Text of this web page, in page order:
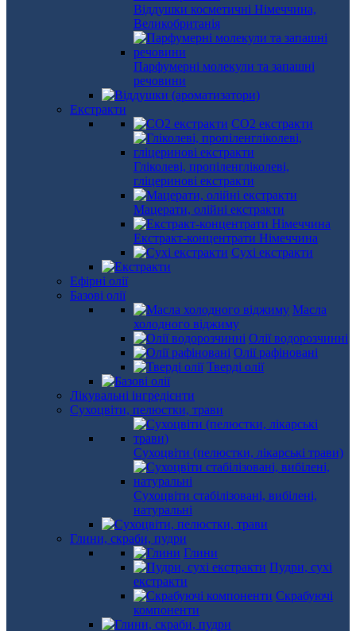
Віддушки косметичні Німеччина,
Великобританія
Парфумерні молекули та запашні
речовини
Екстракти
СО2 екстракти
Гліколеві, пропіленгліколеві,
гліцеринові екстракти
Мацерати, олійні екстракти
Екстракт-концентрати Німеччина
Сухі екстракти
Ефірні олії
Базові олії
Масла
холодного віджиму
Олії водорозчинні
Олії рафіновані
Тверді олії
Лікувальні інгредієнти
Сухоцвіти, пелюстки, трави
Сухоцвіти (пелюстки, лікарські трави)
Сухоцвіти стабілізовані, вибілені,
натуральні
Глини, скраби, пудри
Глини
Пудри, сухі
екстракти
Скрабуючі
компоненти